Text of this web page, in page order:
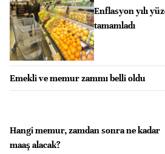
Enflasyon yılı
tamamladı
Emekli ve memur zammı belli oldu
Hangi memur, zamdan sonra ne kadar
maaş alacak?